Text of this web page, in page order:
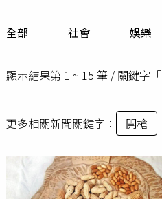
全部 社會 娛樂
顯示結果第 1 ~ 15 筆 / 關鍵字「
更多相關新聞關鍵字： 開槍